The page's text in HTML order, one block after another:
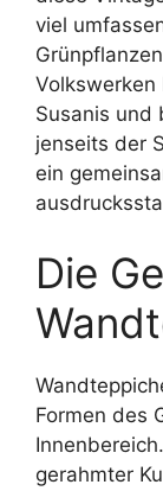
viel
Susanis und
jenseits der
ein
Die
Formen des
gerahmter